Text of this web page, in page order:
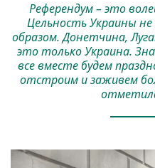
Референдум – это
Цельность Украины
образом. Донетчина,
это только Украина.
все вместе будем
отстроим и заживем